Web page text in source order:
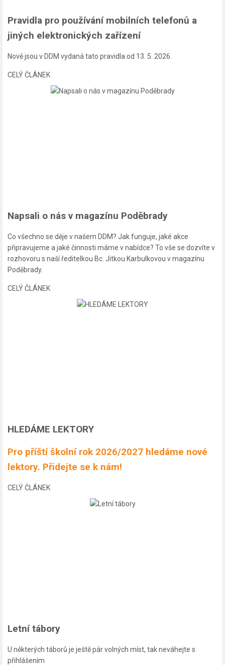
Pravidla pro používání mobilních telefonů a
jiných elektronických zařízení
Nově jsou v DDM vydaná tato pravidla od 13. 5. 2026.
CELÝ ČLÁNEK
Napsali o nás v magazínu Poděbrady
Co všechno se děje v našem DDM? Jak funguje, jaké akce
připravujeme a jaké činnosti máme v nabídce? To vše se dozvíte v
rozhovoru s naší ředitelkou Bc. Jitkou Karbulkovou v magazínu
Poděbrady.
CELÝ ČLÁNEK
HLEDÁME LEKTORY
Pro příští školní rok 2026/2027 hledáme nové
lektory. Přidejte se k nám!
CELÝ ČLÁNEK
Letní tábory
U některých táborů je ještě pár volných míst, tak neváhejte s
přihlášením